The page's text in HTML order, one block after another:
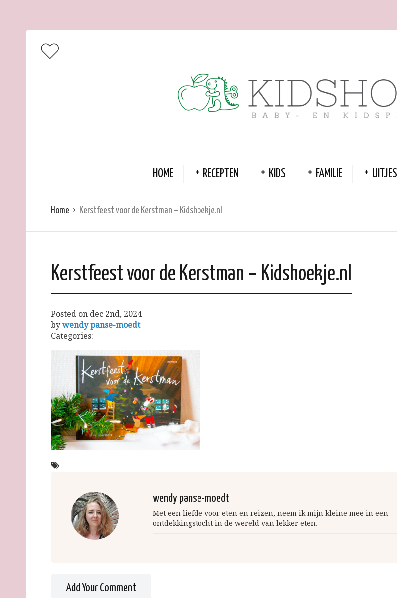
HOME RECEPTEN KIDS FAMILIE UITJES
Home Kerstfeest voor de Kerstman – Kidshoekje.nl
Kerstfeest voor de Kerstman – Kidshoekje.nl
Posted on dec 2nd, 2024
by wendy panse-moedt
Categories:
wendy panse-moedt
Met een liefde voor eten en reizen, neem ik mijn kleine mee in een
ontdekkingstocht in de wereld van lekker eten.
Add Your Comment